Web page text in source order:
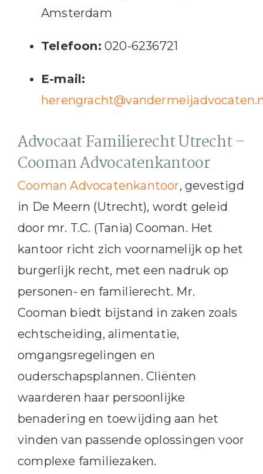
Amsterdam
Telefoon: 020-6236721
E-mail:
Advocaat Familierecht Utrecht –
Cooman Advocatenkantoor
Cooman Advocatenkantoor, gevestigd
in De Meern (Utrecht), wordt geleid
door mr. T.C. (Tania) Cooman. Het
kantoor richt zich voornamelijk op het
burgerlijk recht, met een nadruk op
personen- en familierecht. Mr.
Cooman biedt bijstand in zaken zoals
echtscheiding, alimentatie,
omgangsregelingen en
ouderschapsplannen. Cliënten
waarderen haar persoonlijke
benadering en toewijding aan het
vinden van passende oplossingen voor
complexe familiezaken.